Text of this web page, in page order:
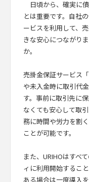
日頃から、確実に
とは重要です。自社
ービスを利用して、
きな安心につながり
か。
売掛金保証サービス
や未入金時に取引代
す。事前に取引先に
なくても安心して取
務に時間や労力を割
ことが可能です。
また、URIHOはすべ
ィに利用開始するこ
ある場合は一度導入